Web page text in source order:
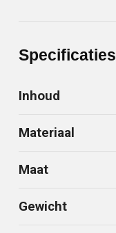
Specificaties
Inhoud
Materiaal
Maat
Gewicht